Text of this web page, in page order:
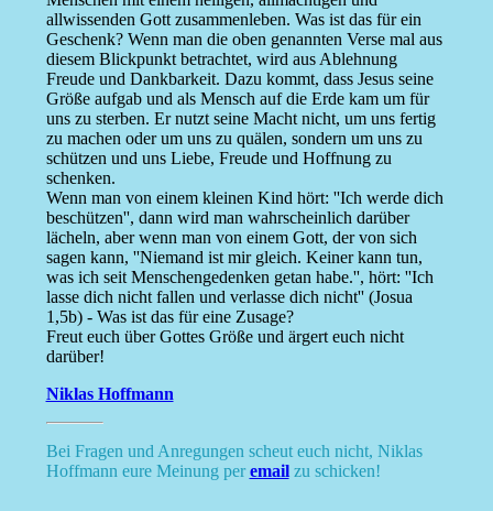
allwissenden Gott zusammenleben. Was ist das für ein
Geschenk? Wenn man die oben genannten Verse mal aus
diesem Blickpunkt betrachtet, wird aus Ablehnung
Freude und Dankbarkeit. Dazu kommt, dass Jesus seine
Größe aufgab und als Mensch auf die Erde kam um für
uns zu sterben. Er nutzt seine Macht nicht, um uns fertig
zu machen oder um uns zu quälen, sondern um uns zu
schützen und uns Liebe, Freude und Hoffnung zu
schenken.
Wenn man von einem kleinen Kind hört: ''Ich werde dich
beschützen'', dann wird man wahrscheinlich darüber
lächeln, aber wenn man von einem Gott, der von sich
sagen kann, ''Niemand ist mir gleich. Keiner kann tun,
was ich seit Menschengedenken getan habe.'', hört: ''Ich
lasse dich nicht fallen und verlasse dich nicht'' (Josua
1,5b) - Was ist das für eine Zusage?
Freut euch über Gottes Größe und ärgert euch nicht
darüber!
Niklas Hoffmann
Bei Fragen und Anregungen scheut euch nicht, Niklas
Hoffmann eure Meinung peremailzu schicken!